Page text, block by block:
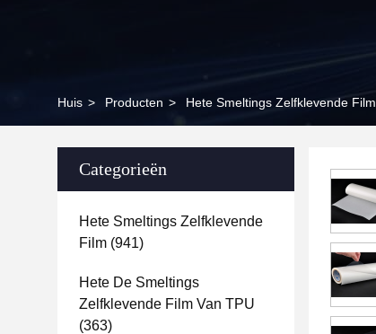
Huis > Producten > Hete Smeltings Zelfklevende Film
Categorieën
Hete Smeltings Zelfklevende
Film (941)
Hete De Smeltings
Zelfklevende Film Van TPU
(363)